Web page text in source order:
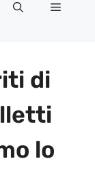
Menu
di
lo